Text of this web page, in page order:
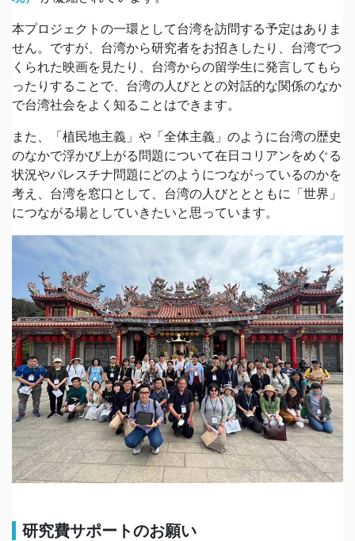
本プロジェクトの一環として台湾を訪問する予定はありま
せん。ですが、台湾から研究者をお招きしたり、台湾でつ
くられた映画を見たり、台湾からの留学生に発言してもら
ったりすることで、台湾の人びととの対話的な関係のなか
で台湾社会をよく知ることはできます。
また、「植民地主義」や「全体主義」のように台湾の歴史
のなかで浮かび上がる問題について在日コリアンをめぐる
状況やパレスチナ問題にどのようにつながっているのかを
考え、台湾を窓口として、台湾の人びととともに「世界」
につながる場としていきたいと思っています。
研究費サポートのお願い